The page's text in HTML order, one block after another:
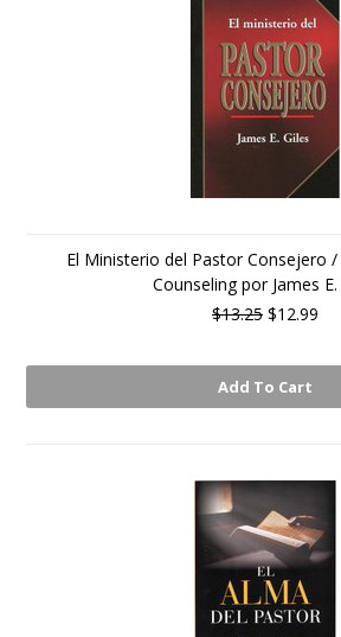
El Ministerio del Pastor Consejero
Counseling por James E.
$13.25 $12.99
Add To Cart